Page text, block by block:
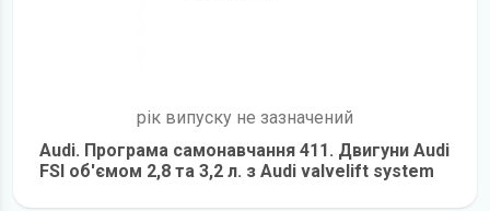
рік випуску не зазначений
Audi. Програма самонавчання 411. Двигуни Audi
FSI об'ємом 2,8 та 3,2 л. з Audi valvelift system